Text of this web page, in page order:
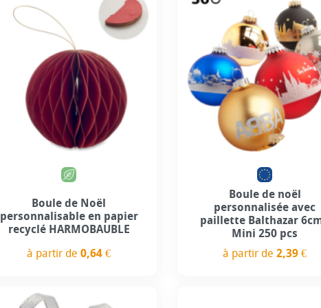
Boule de Noël
personnalisable en papier
recyclé HARMOBAUBLE
à partir de0,64 €
Personnalisation
Boule de noël
personnalisée avec
paillette Balthazar
Mini 250 pcs
à partir de2,39 €